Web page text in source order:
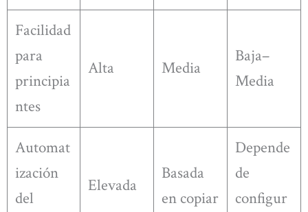
Facilidad
para
principia
ntes
Alta Media
Baja–
Media
Automat
ización
del
Elevada
Basada
en copiar
Depende
de
configur